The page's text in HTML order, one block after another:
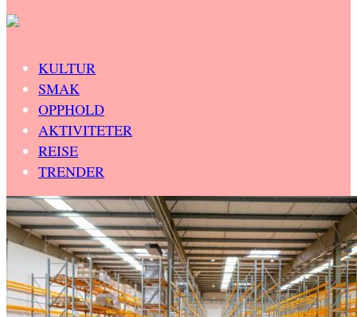
KULTUR
SMAK
OPPHOLD
AKTIVITETER
REISE
TRENDER